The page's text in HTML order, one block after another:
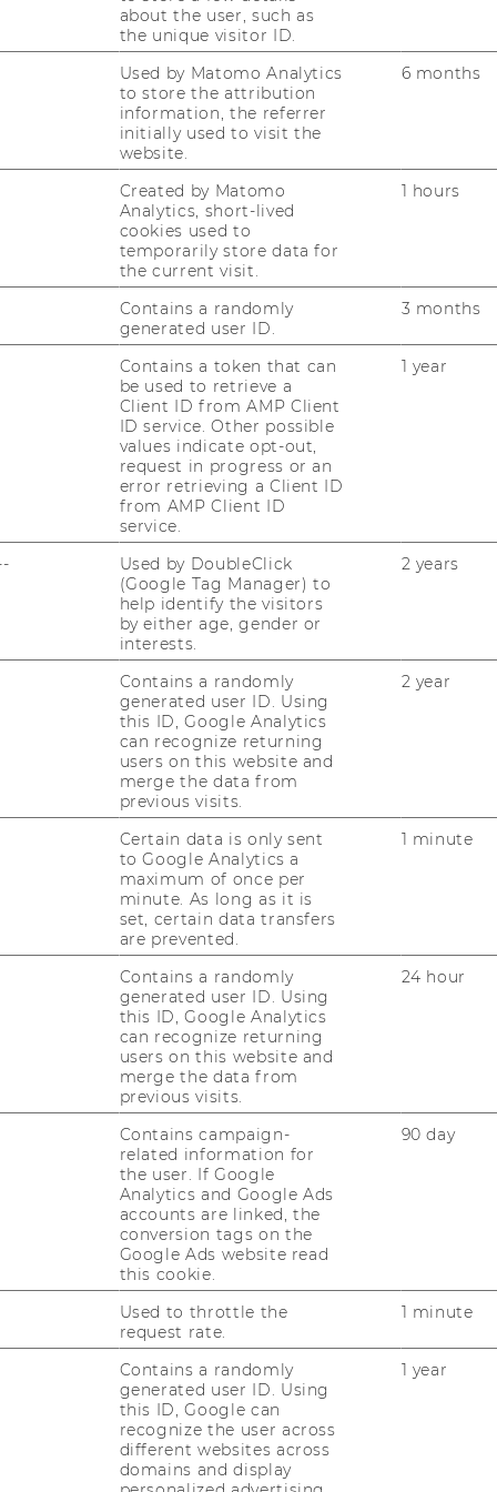
und Office-​Dokumente sind nicht
von Screenreader-​Benutzer*innen nicht
er­fasst und ge­nutzt wer­den. Damit ist das
4.1.2 (Name, Rolle, Wert) nicht er­füllt.
nicht im Ein­fluss­be­reich der Wirt­schafts­
sind von der Richt­li­nie (EU) 2016/2102
In­hal­te Drit­ter kann be­züg­lich Ver­ein­
keine Aus­sa­ge ge­trof­
für von Be­nut­zer*innen ein­ge­
Er­klä­rung zur Bar­
er­stellt. Die Be­wer­tung der Ver­ein­
zur Um­set­zung der An­for­de­run­gen
in Form eines Selbst­tests nach
AA von Mai bis Sep­tem­ber 2020.
tech­ni­sche Basis von
www.wu.ac.at
für Neu­ent­wick­lung spielt
und ge­hört zu einer Reihe von ge­
nach WACA und die damit ein­her­
nächs­ten Mo­na­ten von einer si­gni­fi­
aus­zu­ge­hen.
un­se­rer We­bin­hal­te wei­te­re
ver­hin­dern oder er­schwe­ren bzw.
noch nicht auf­ge­lis­tet sind, so freu­en wir
an
co­py­right@wu.ac.atund hof­fen, die
zu kön­nen.
aus oben ge­nann­ter Kon­takt­
Be­schwer­de an die Ös­ter­rei­chi­sche
about the user, such as
the unique visitor ID.
Used by Matomo Analytics
to store the attribution
information, the referrer
initially used to visit the
website.
6 months
Created by Matomo
Analytics, short-lived
cookies used to
temporarily store data for
the current visit.
1 hours
Contains a randomly
generated user ID.
3 months
Contains a token that can
be used to retrieve a
Client ID from AMP Client
ID service. Other possible
values indicate opt-out,
request in progress or an
error retrieving a Client ID
from AMP Client ID
service.
1 year
Used by DoubleClick
(Google Tag Manager) to
help identify the visitors
by either age, gender or
interests.
2 years
Contains a randomly
generated user ID. Using
this ID, Google Analytics
can recognize returning
users on this website and
merge the data from
previous visits.
2 year
Certain data is only sent
to Google Analytics a
maximum of once per
minute. As long as it is
set, certain data transfers
are prevented.
1 minute
Contains a randomly
generated user ID. Using
this ID, Google Analytics
can recognize returning
users on this website and
merge the data from
previous visits.
24 hour
Contains campaign-
related information for
the user. If Google
Analytics and Google Ads
accounts are linked, the
conversion tags on the
Google Ads website read
this cookie.
90 day
Used to throttle the
request rate.
1 minute
Contains a randomly
generated user ID. Using
this ID, Google can
recognize the user across
different websites across
domains and display
1 year